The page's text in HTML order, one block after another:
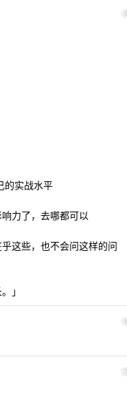
5
的实战水平
力了，去哪都可以
这些，也不会问这样的问
」
6
7